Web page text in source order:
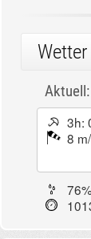
Aktuell:
3h:
8